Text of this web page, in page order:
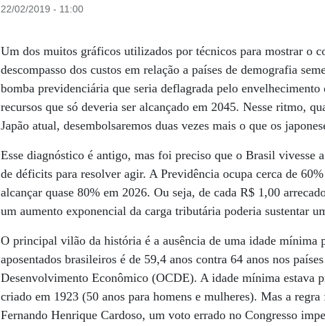
22/02/2019 - 11:00
Um dos muitos gráficos utilizados por técnicos para mostrar o
descompasso dos custos em relação a países de demografia
bomba previdenciária que seria deflagrada pelo
recursos que só deveria ser alcançado em 2045. Nesse ritmo,
Japão atual, desembolsaremos duas vezes mais o que os
Esse diagnóstico é antigo, mas foi preciso que o Brasil vivesse
de déficits para resolver agir. A Previdência ocupa cerca de
alcançar quase 80% em 2026. Ou seja, de cada R$ 1,00
um aumento exponencial da carga tributária poderia sustentar
O principal vilão da história é a ausência de uma idade mínima
aposentados brasileiros é de 59,4 anos contra 64 anos nos
Desenvolvimento Econômico (OCDE). A idade mínima estava
criado em 1923 (50 anos para homens e mulheres). Mas a
Fernando Henrique Cardoso, um voto errado no Congresso